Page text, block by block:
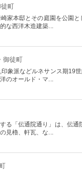
町
家本邸とその庭園を公園
な西洋木造建築...
御徒町
象派などルネサンス期19
のオールド・マ...
る「伝通院通り」は、伝通
見櫓、軒瓦、な...